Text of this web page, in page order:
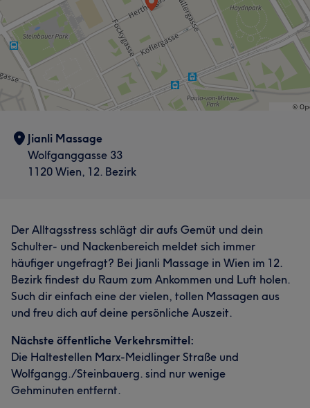
Jianli Massage
Wolfganggasse 33
1120 Wien, 12. Bezirk
Der Alltagsstress schlägt dir aufs Gemüt und dein
Schulter- und Nackenbereich meldet sich immer
häufiger ungefragt? Bei Jianli Massage in Wien im 12.
Bezirk findest du Raum zum Ankommen und Luft holen.
Such dir einfach eine der vielen, tollen Massagen aus
und freu dich auf deine persönliche Auszeit.
Nächste öffentliche Verkehrsmittel:
Die Haltestellen Marx-Meidlinger Straße und
Wolfgangg./Steinbauerg. sind nur wenige
Gehminuten entfernt.